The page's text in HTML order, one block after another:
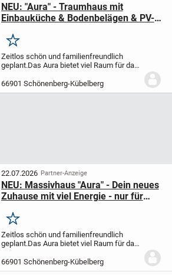
NEU: "Aura" - Traumhaus mit
Einbauküche & Bodenbelägen & PV-
malerst noch - Dann kannst du
einziehen!
Merken
Zeitlos schön und familienfreundlich
geplant.Das Aura bietet viel Raum für das
Essbereich schafft einen Mittelpunkt, an
dem Alltag, gemeinsame Zeit und
66901 Schönenberg-Kübelberg
22.07.2026 Partner-Anzeige
NEU: Massivhaus "Aura" - Dein neues
Zuhause mit viel Energie - nur für
Merken
Zeitlos schön und familienfreundlich
geplant.Das Aura bietet viel Raum für das
Essbereich schafft einen Mittelpunkt, an
dem Alltag, gemeinsame Zeit und
66901 Schönenberg-Kübelberg